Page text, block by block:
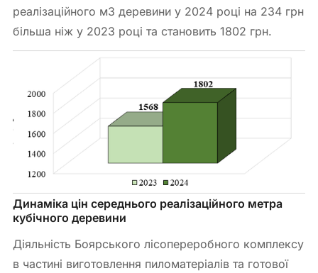
реалізаційного м3 деревини у 2024 році на 234 грн
більша ніж у 2023 році та становить 1802 грн.
Динаміка цін середнього реалізаційного метра
кубічного деревини
Діяльність Боярського лісопереробного комплексу
в частині виготовлення пиломатеріалів та готової